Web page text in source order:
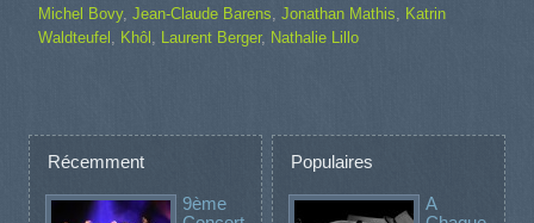
Michel Bovy, Jean-Claude Barens Jonathan Mathis
Katrin
Waldteufel
Khôl Laurent Berger, Nathalie Lillo
Récemment
9ème
Populaires
A